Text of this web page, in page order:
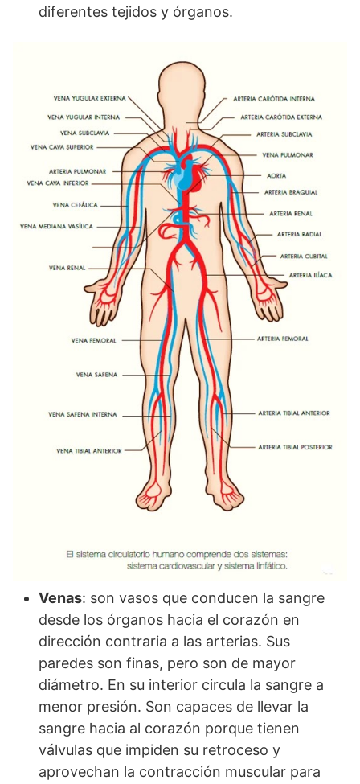
diferentes tejidos y órganos.
Venas: son vasos que conducen la sangre
desde los órganos hacia el corazón en
dirección contraria a las arterias. Sus
paredes son finas, pero son de mayor
diámetro. En su interior circula la sangre a
menor presión. Son capaces de llevar la
sangre hacia al corazón porque tienen
válvulas que impiden su retroceso y
aprovechan la contracción muscular para